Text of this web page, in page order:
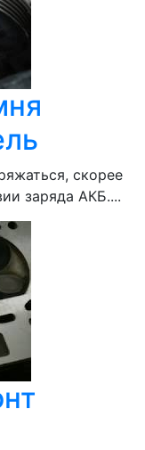
скорее
заряда АКБ....